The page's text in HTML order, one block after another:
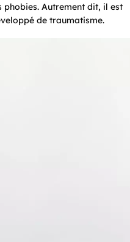
Autrement dit, il est
de traumatisme.